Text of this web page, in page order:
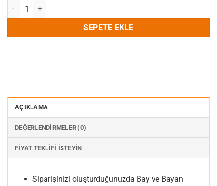
Wc Yazısı Bay Ve Bayan Metal Yapışkanlı adet
SEPETE EKLE
AÇIKLAMA
DEĞERLENDIRMELER (0)
FIYAT TEKLIFI İSTEYIN
Siparişinizi oluşturduğunuzda Bay ve Bayan